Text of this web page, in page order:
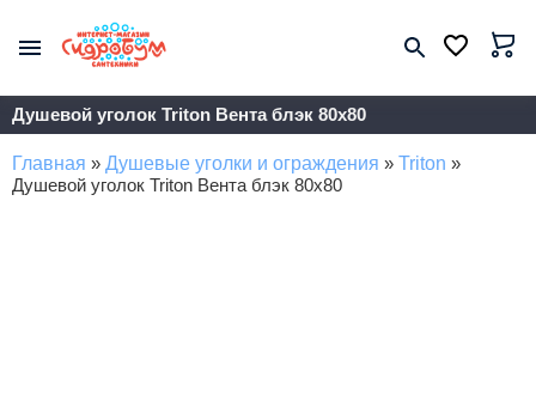
Душевой уголок Triton Вента блэк 80x80
Главная » Душевые уголки и ограждения » Triton »
Душевой уголок Triton Вента блэк 80x80